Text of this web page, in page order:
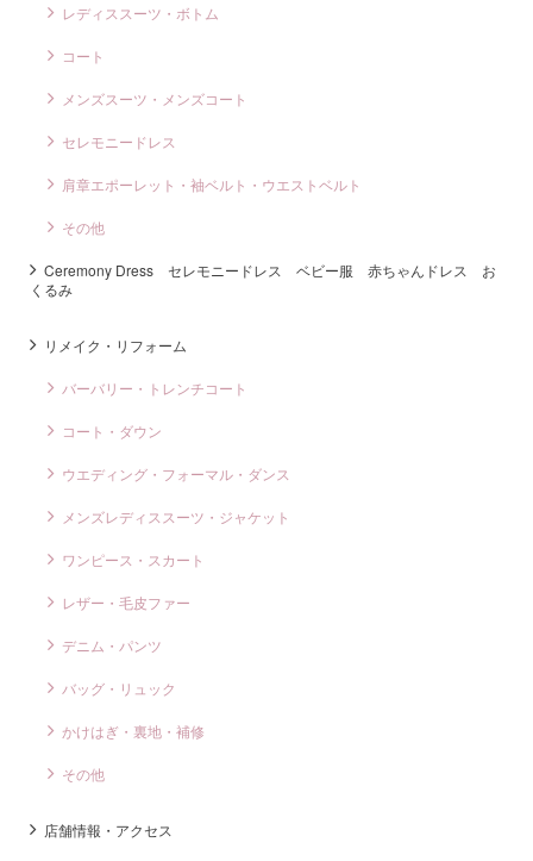
レディススーツ・ボトム
コート
メンズスーツ・メンズコート
セレモニードレス
肩章エポーレット・袖ベルト・ウエストベルト
その他
Ceremony Dress セレモニードレス ベビー服 赤ちゃんドレス お
くるみ
リメイク・リフォーム
バーバリー・トレンチコート
コート・ダウン
ウエディング・フォーマル・ダンス
メンズレディススーツ・ジャケット
ワンピース・スカート
レザー・毛皮ファー
デニム・パンツ
バッグ・リュック
かけはぎ・裏地・補修
その他
店舗情報・アクセス